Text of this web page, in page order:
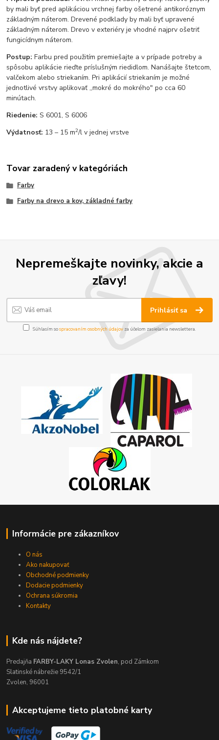
by mali byť pred aplikáciou vrchnej farby ošetrené antikoróznym
základným náterom. Drevené podklady by mali byť upravené
základným náterom. Drevo v exteriéry je vhodné najprv ošetriť
fungicídnym náterom.
Postup:Farbu pred použitím premiešajte a v prípade potreby a
spôsobu aplikácie rieďte príslušným riedidlom. Nanášajte štetcom,
valčekom alebo striekaním. Pri aplikácií striekaním je možné
jednotlivé vrstvy aplikovať ,,mokré do mokrého" po cca 60
minútach.
Riedenie:S 6001, S 6006
Výdatnosť: 13 – 15 m2/l v jednej vrstve
Tovar zaradený v kategóriách
Farby
Farby na drevo a kov, základné farby
Nepremeškajte novinky, akcie a
zľavy!
Prihlásiť sa
Súhlasím sospracovaním osobných údajov za účelom zasielania newslettera.
Informácie pre zákazníkov
O nás
Ako nakupovať
Obchodné podmienky
Dodacie podmienky
Ochrana súkromia
Kontakty
Kde nás nájdete?
Predajňa FARBY-LAKY Lonas Zvolen, pod Zámkom
Slatinské nábrežie 9542/1
Zvolen, 96001
Akceptujeme tieto platobné karty